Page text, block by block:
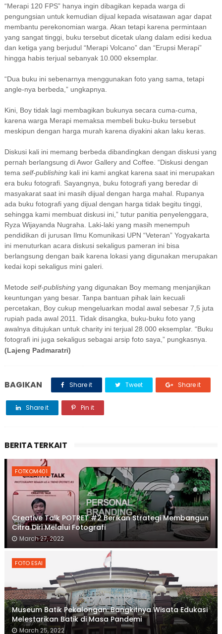
“Merapi 120 FPS” hanya ingin dibagikan kepada warga di
pengungsian untuk kemudian dijual kepada wisatawan agar dapat
membantu perekonomian warga. Akan tetapi karena permintaan
yang sangat tinggi, buku tersebut dicetak ulang dalam edisi kedua
dan ketiga yang berjudul “Merapi Volcano” dan “Erupsi Merapi”
hingga habis terjual sebanyak 10.000 eksemplar.
“Dua buku ini sebenarnya menggunakan foto yang sama, tetapi
angle-nya berbeda,” ungkapnya.
Kini, Boy tidak lagi membagikan bukunya secara cuma-cuma,
karena warga Merapi memaksa membeli buku-buku tersebut
meskipun dengan harga murah karena diyakini akan laku keras.
Diskusi kali ini memang berbeda dibandingkan dengan diskusi yang
pernah berlangsung di Awor Gallery and Coffee. “Diskusi dengan
tema self-publishingkali ini kami angkat karena saat ini merupakan
era buku fotografi. Sayangnya, buku fotografi yang beredar di
masyakarat saat ini masih dijual dengan harga mahal. Rupanya
ada buku fotografi yang dijual dengan harga tidak begitu tinggi,
sehingga kami membuat diskusi ini,” tutur panitia penyelenggara,
Ryza Wijayanda Nugraha. Laki-laki yang masih menempuh
pendidikan di jurusan Ilmu Komunikasi UPN “Veteran” Yogyakarta
ini menuturkan acara diskusi sekaligus pameran ini bisa
berlangsung dengan baik karena lokasi yang digunakan merupakan
kedai kopi sekaligus mini galeri.
Metode self-publishingyang digunakan Boy memang menjanjikan
keuntungan yang besar. Tanpa bantuan pihak lain kecuali
percetakan, Boy cukup mengeluarkan modal awal sebesar 7,5 juta
rupiah pada awal 2011. Tidak disangka, buku-buku foto yang
awalnya ditujukan untuk charity ini terjual 28.000 eksemplar. “Buku
fotografi ini juga sekaligus sebagai arsip foto saya,” pungkasnya.
(Lajeng Padmaratri)
BAGIKAN Share it Tweet Share it
Share it Pin it
BERITA TERKAIT
FOTKOM401
Creative Talk POTRET #2 Berikan Strategi Membangun
Citra Diri Melalui Fotografi
March 27, 2022
FOTO ESAI
Museum Batik Pekalongan: Bangkitnya Wisata Edukasi
Melestarikan Batik di Masa Pandemi
March 25, 2022